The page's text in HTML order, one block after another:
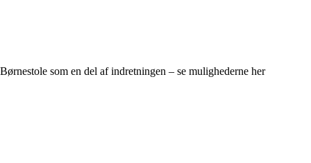
Børnestole som en del af indretningen – se mulighederne her